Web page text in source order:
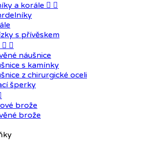
a korále  
s přívěskem
 
náušnice
s kamínky
z chirurgické oceli
šperky
brože
brože